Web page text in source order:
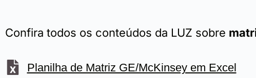
Confira todos os conteúdos da LUZ sobre
Planilha de Matriz GE/McKinsey em Excel